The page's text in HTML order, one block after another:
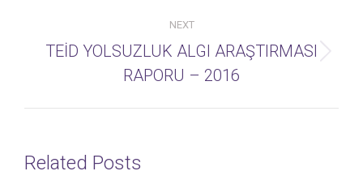
NEXT
Next
post:
TEİD YOLSUZLUK ALGI ARAŞTIRMASI
RAPORU – 2016
Related Posts